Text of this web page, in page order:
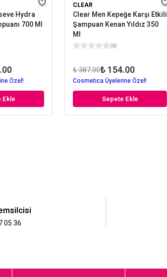
Hydra
700 Ml
Özel!
Ekle
CLEAR
Clear Men Kepeğe Karşı Etkili
Şampuan Kenan Yıldız 350
Ml
(0)
₺ 387.00₺ 154.00
Cosmetica Üyelerine Özel!
Sepete Ekle
05 36